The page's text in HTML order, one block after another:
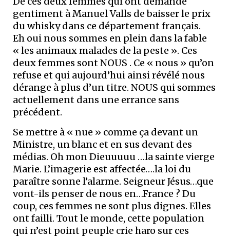
gentiment à Manuel Valls de baisser le prix
du whisky dans ce département français.
Eh oui nous sommes en plein dans la fable
« les animaux malades de la peste ». Ces
deux femmes sont NOUS . Ce « nous » qu’on
refuse et qui aujourd’hui ainsi révélé nous
dérange à plus d’un titre. NOUS qui sommes
actuellement dans une errance sans
précédent.
Se mettre à « nue » comme ça devant un
Ministre, un blanc et en sus devant des
médias. Oh mon Dieuuuuu …la sainte vierge
Marie. L’imagerie est affectée….la loi du
paraître sonne l’alarme. Seigneur Jésus…que
vont-ils penser de nous en…France ? Du
coup, ces femmes ne sont plus dignes. Elles
ont failli. Tout le monde, cette population
qui n’est point peuple crie haro sur ces